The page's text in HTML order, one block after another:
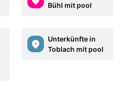
Bühl mit pool
Unterkünfte in
Toblach mit pool